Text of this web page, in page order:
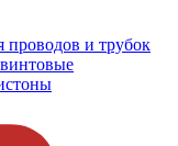
и трубок